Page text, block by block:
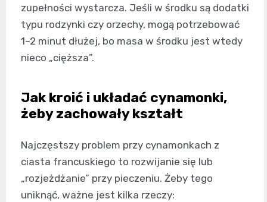
zupełności wystarcza. Jeśli w środku są dodatki
typu rodzynki czy orzechy, mogą potrzebować
1–2 minut dłużej, bo masa w środku jest wtedy
nieco „cięższa”.
Jak kroić i układać cynamonki,
żeby zachowały kształt
Najczęstszy problem przy cynamonkach z
ciasta francuskiego to rozwijanie się lub
„rozjeżdżanie” przy pieczeniu. Żeby tego
uniknąć, ważne jest kilka rzeczy: